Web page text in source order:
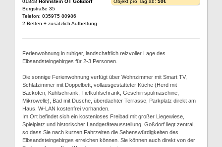
01848 Hohnstein OT Goßdorf
Bergstraße 35
Telefon: 035975 80986
2 Betten + zusätzlich Aufbettung
Objekt pro Tag ab: 50€
Ferienwohnung in ruhiger, landschaftlich reizvoller Lage des
Elbsandsteingebirges für 2-3 Personen.
Die sonnige Ferienwohnung verfügt über Wohnzimmer mit Smart TV,
Schlafzimmer mit Doppelbett, vollausgestatteter Küche (Herd mit
Backofen, Kühlschrank, Tiefkühlschrank, Geschirrspülmaschine,
Mikrowelle), Bad mit Dusche, überdachter Terrasse, Parkplatz direkt am
Haus. W-LAN kostenfrei vorhanden.
Im Ort befindet sich ein kostenloses Freibad mit großer Liegewiese,
Spielplatz und historischer Landgeräteausstellung. Goßdorf liegt zentral,
so dass Sie nach kurzen Fahrzeiten die Sehenswürdigkeiten des
Elbsandsteingebirges erreichen können. Sie können auch direkt von der